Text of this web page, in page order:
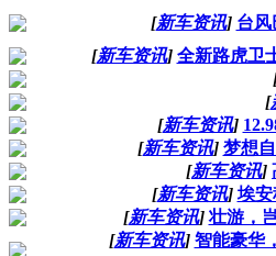
[新车资讯] 台
[新车资讯] 全新路虎卫
[
[新车资讯]
[新车资讯] 梦想
[新车资讯]
[新车资讯] 埃
[新车资讯] 壮游，
[新车资讯] 智能豪华